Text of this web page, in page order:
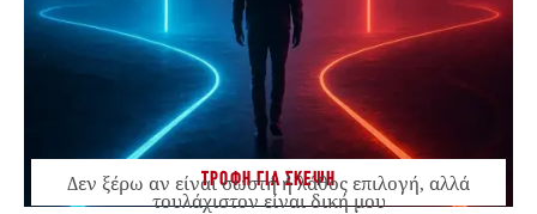
ΤΡΟΦΗ ΓΙΑ ΣΚΕΨΗ
Δεν ξέρω αν είναι σωστή ή λάθος επιλογή, αλλά
τουλάχιστον είναι δική μου